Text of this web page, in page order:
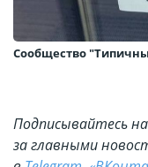
Сообщество
Подписывайтесь
за главными